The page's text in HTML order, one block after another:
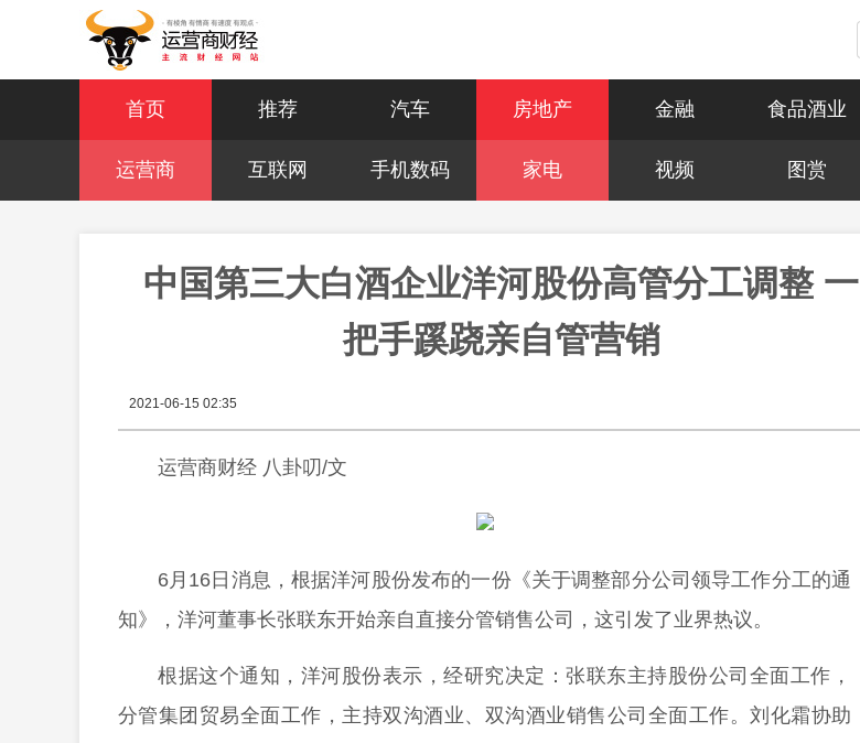
首页 推荐 汽车 房地产 金融 食品酒业
运营商 互联网 手机数码 家电 视频 图赏
中国第三大白酒企业洋河股份高管分工调整 一
把手蹊跷亲自管营销
2021-06-15 02:35
运营商财经 八卦叨/文
6月16日消息，根据洋河股份发布的一份《关于调整部分公司领导工作分工的通
知》，洋河董事长张联东开始亲自直接分管销售公司，这引发了业界热议。
根据这个通知，洋河股份表示，经研究决定：张联东主持股份公司全面工作，
分管集团贸易全面工作，主持双沟酒业、双沟酒业销售公司全面工作。刘化霜协助